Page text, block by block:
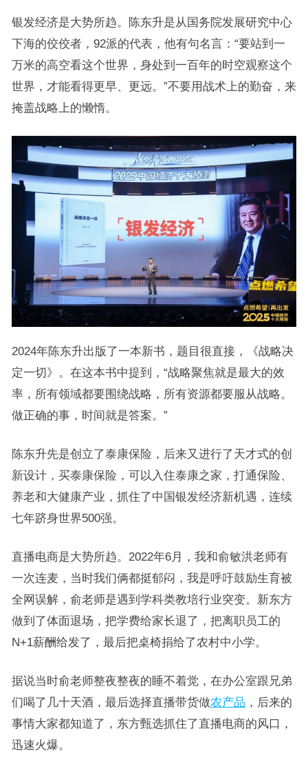
银发经济是大势所趋。陈东升是从国务院发展研究中心
下海的佼佼者，92派的代表，他有句名言：“要站到一
万米的高空看这个世界，身处到一百年的时空观察这个
世界，才能看得更早、更远。”不要用战术上的勤奋，来
掩盖战略上的懒惰。
2024年陈东升出版了一本新书，题目很直接，《战略决
定一切》。在这本书中提到，“战略聚焦就是最大的效
率，所有领域都要围绕战略，所有资源都要服从战略。
做正确的事，时间就是答案。”
陈东升先是创立了泰康保险，后来又进行了天才式的创
新设计，买泰康保险，可以入住泰康之家，打通保险、
养老和大健康产业，抓住了中国银发经济新机遇，连续
七年跻身世界500强。
直播电商是大势所趋。2022年6月，我和俞敏洪老师有
一次连麦，当时我们俩都挺郁闷，我是呼吁鼓励生育被
全网误解，俞老师是遇到学科类教培行业突变。新东方
做到了体面退场，把学费给家长退了，把离职员工的
N+1薪酬给发了，最后把桌椅捐给了农村中小学。
据说当时俞老师整夜整夜的睡不着觉，在办公室跟兄弟
们喝了几十天酒，最后选择直播带货做农产品 ，后来的
事情大家都知道了，东方甄选抓住了直播电商的风口，
迅速火爆。